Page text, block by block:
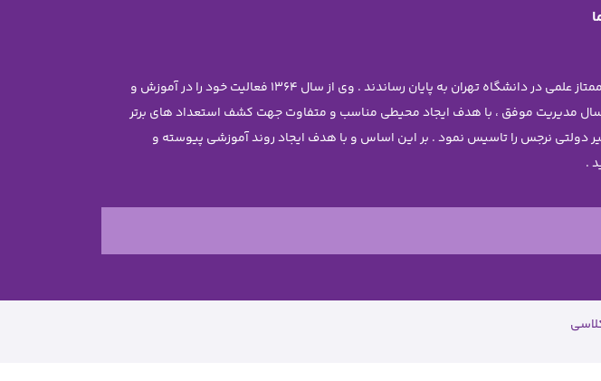
موسس مجموعه سرکار خانم معصومه جاویدی تحصیلات خود را در رشته مهندسی شیمی با رتبه ممتاز علمی در دانشگاه تهران به پایان رساندند . وی از سال 1364 فعالیت خود را در آموزش و
مدیریت موفق ، با هدف ایجاد محیطی مناسب و متفاوت جهت کشف استعداد های برتر
که شایسته ی دانش آموزان برتر و نخبه است ، در سال 1378 دبیرستان غیر دولتی نرجس را تاسیس نمود . بر این اساس و با هدف ایجاد روند آموزشی پیوسته و